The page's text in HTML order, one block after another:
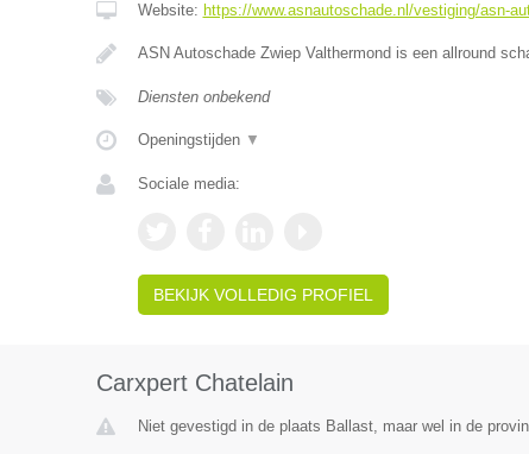
Website: https://www.asnautoschade.nl/vestiging/asn-
ASN Autoschade Zwiep Valthermond is een allround
Diensten onbekend
Openingstijden ▼
Sociale media:
BEKIJK VOLLEDIG PROFIEL
Carxpert Chatelain
Niet gevestigd in de plaats Ballast, maar wel in de